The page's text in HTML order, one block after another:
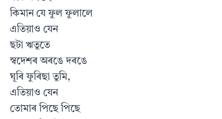
কিমান যে ফুল ফুলালে
এতিয়াও যেন
ছটা ঋতুতে
স্বদেশৰ অৰঙে দৰঙে
ঘূৰি ফুৰিছা তুমি,
এতিয়াও যেন
তোমাৰ পিছে পিছে